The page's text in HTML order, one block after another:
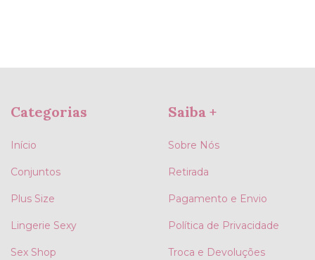
Categorias
Início
Conjuntos
Plus Size
Lingerie Sexy
Sex Shop
Saiba +
Sobre Nós
Retirada
Pagamento e Envio
Política de Privacidade
Troca e Devoluções